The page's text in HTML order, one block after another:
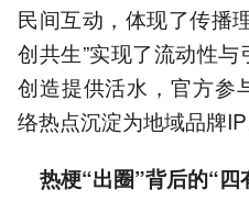
民间互动，体现了传播
创共生”实现了流动性
创造提供活水，官方参
络热点沉淀为地域品牌IP
热梗“出圈”背后的“四